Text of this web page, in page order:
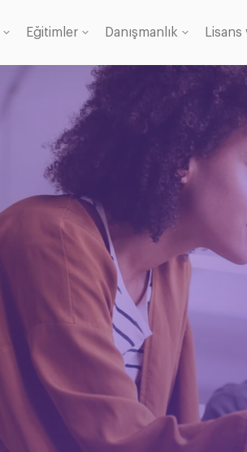
Eğitimler Danışmanlık Lisans